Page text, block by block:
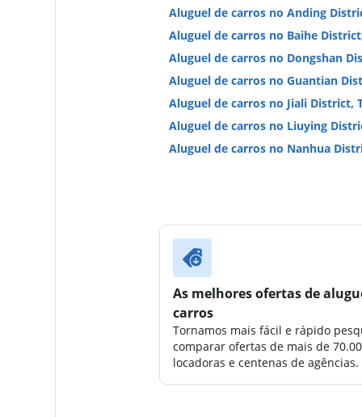
Aluguel de carros no Anding
Aluguel de carros no Baihe
Aluguel de carros no Dongshan
Aluguel de carros no Guantian
Aluguel de carros no Jiali District,
Aluguel de carros no Liuying
Aluguel de carros no Nanhua
As melhores ofertas de
carros
Tornamos mais fácil e rápido
comparar ofertas de mais de
locadoras e centenas de agências.